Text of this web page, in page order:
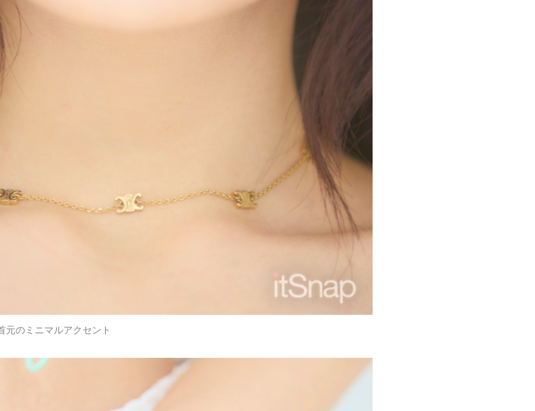
元のミニマルアクセント